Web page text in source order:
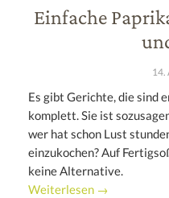
Einfache
14.
Es gibt Gerichte, die sind
komplett. Sie ist
wer hat schon Lust
einzukochen? Auf
keine Alternative.
Weiterlesen →